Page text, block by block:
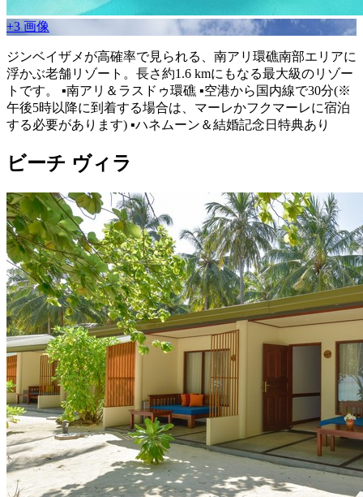
+3 画像
ジンベイザメが高確率で見られる、南アリ環礁南部エリアに
浮かぶ老舗リゾート。長さ約1.6 kmにもなる最大級のリゾー
トです。 ▪南アリ＆ラスドゥ環礁 ▪空港から国内線で30分(※
午後5時以降に到着する場合は、マーレかフクマーレに宿泊
する必要があります) ▪ハネムーン＆結婚記念日特典あり
ビーチ ヴィラ